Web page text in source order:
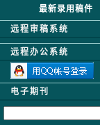
最新录用稿件
远程审稿系统
远程办公系统
电子期刊